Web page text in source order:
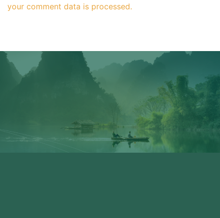
your comment data is processed.